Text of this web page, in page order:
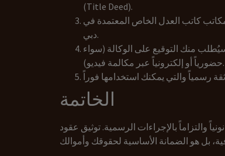
(Title Deed).
كاتب العدل الخاص المعتمدة في
دبي.
منك التوقيع على الوكالة (سواء
حضورياً أو إلكترونياً عبر مكالمة فيديو).
الخاتمة
والتزاماً بالإجراءات الرسمية. توثيق عقود